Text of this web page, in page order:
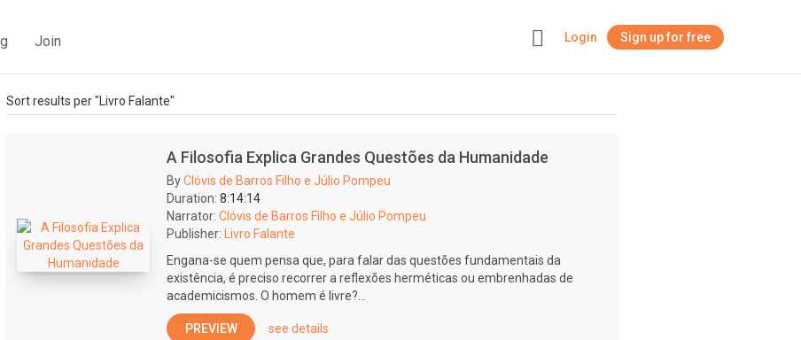
Join Login Sign up for free
Sort results per "Livro Falante"
A Filosofia Explica Grandes Questões da Humanidade
ByClóvis de Barros Filho e Júlio Pompeu
Duration: 8:14:14
Narrator: Clóvis de Barros Filho e Júlio Pompeu
Publisher:
Livro Falante
Engana-se quem pensa que, para falar das questões fundamentais da
existência, é preciso recorrer a reflexões herméticas ou embrenhadas de
academicismos. O homem é livre?...
PREVIEW see details